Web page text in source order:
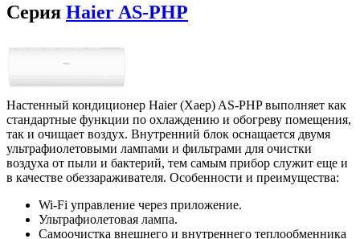
Серия Haier AS-PHP
Настенный кондиционер Haier (Хаер) AS-PHP выполняет как
стандартные функции по охлаждению и обогреву помещения,
так и очищает воздух. Внутренний блок оснащается двумя
ультрафиолетовыми лампами и фильтрами для очистки
воздуха от пыли и бактерий, тем самым прибор служит еще и
в качестве обеззараживателя. Особенности и преимущества:
Wi-Fi управление через приложение.
Ультрафиолетовая лампа.
Самоочистка внешнего и внутреннего теплообменника